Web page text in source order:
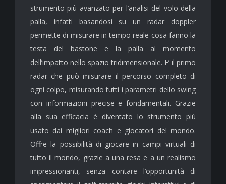
strumento più avanzato per l’analisi del volo della
palla, infatti basandosi su un radar doppler
permette di misurare in tempo reale cosa fanno la
testa del bastone e la palla al momento
dell’impatto nello spazio tridimensionale. E’ il primo
radar che può misurare il percorso completo di
ogni colpo, misurando tutti i parametri dello swing
con informazioni precise e fondamentali. Grazie
alla sua efficacia è diventato lo strumento più
usato dai migliori coach e giocatori del mondo.
Offre la possibilità di giocare in campi virtuali di
tutto il mondo, grazie a una resa e a un realismo
impressionanti, senza contare l’opportunità di